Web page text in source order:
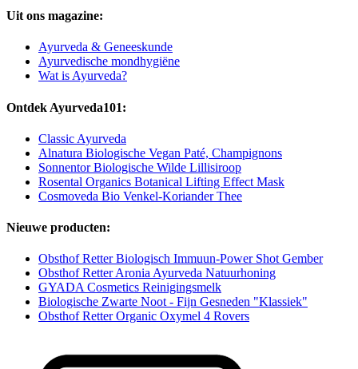
Uit ons magazine:
Ayurveda & Geneeskunde
Ayurvedische mondhygiëne
Wat is Ayurveda?
Ontdek Ayurveda101:
Classic Ayurveda
Alnatura Biologische Vegan Paté, Champignons
Sonnentor Biologische Wilde Lillisiroop
Rosental Organics Botanical Lifting Effect Mask
Cosmoveda Bio Venkel-Koriander Thee
Nieuwe producten:
Obsthof Retter Biologisch Immuun-Power Shot Gember
Obsthof Retter Aronia Ayurveda Natuurhoning
GYADA Cosmetics Reinigingsmelk
Biologische Zwarte Noot - Fijn Gesneden "Klassiek"
Obsthof Retter Organic Oxymel 4 Rovers